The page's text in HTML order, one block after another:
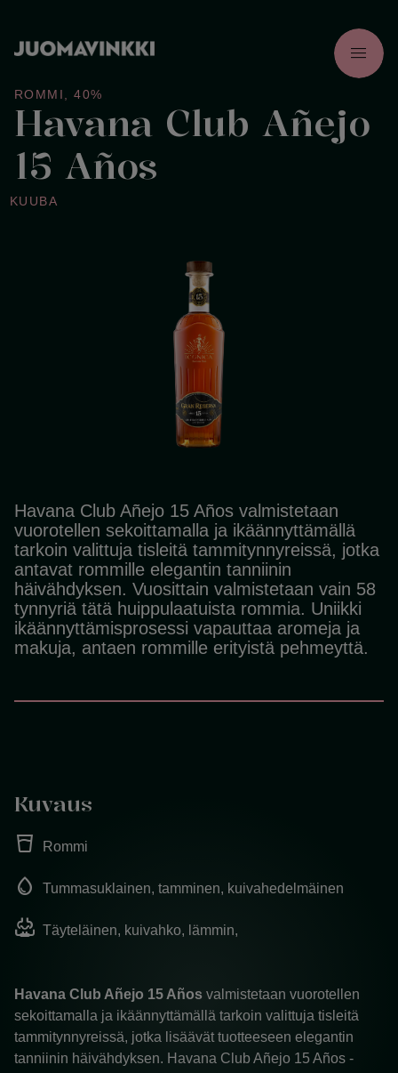
menu
ROMMI ,40%
Havana Club Añejo
15 Años
KUUBA
Havana Club Añejo 15 Años valmistetaan
vuorotellen sekoittamalla ja ikäännyttämällä
tarkoin valittuja tisleitä tammitynnyreissä, jotka
antavat rommille elegantin tanniinin
häivähdyksen. Vuosittain valmistetaan vain 58
tynnyriä tätä huippulaatuista rommia. Uniikki
ikäännyttämisprosessi vapauttaa aromeja ja
makuja, antaen rommille erityistä pehmeyttä.
Kuvaus
water_full Rommi
water_drop Tummasuklainen, tamminen, kuivahedelmäinen
oxygen_saturation Täyteläinen, kuivahko, lämmin,
Havana Club Añejo 15 Años valmistetaan vuorotellen
sekoittamalla ja ikäännyttämällä tarkoin valittuja tisleitä
tammitynnyreissä, jotka lisäävät tuotteeseen elegantin
tanniinin häivähdyksen. Havana Club Añejo 15 Años -